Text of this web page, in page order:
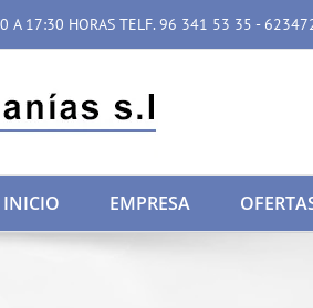
A 17:30 HORAS TELF. 96 341 53 35 -
INICIO EMPRESA